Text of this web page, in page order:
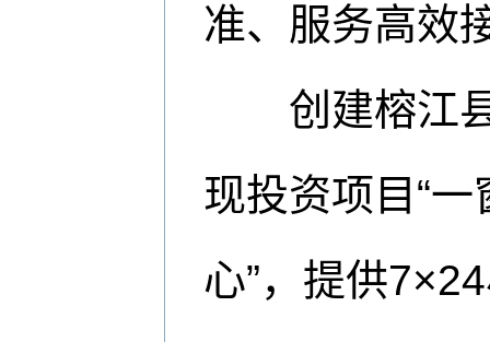
准、服务高效
创建榕江县“
现投资项目“
心”，提供